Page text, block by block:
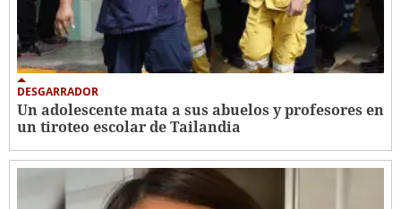
DESGARRADOR
Un adolescente mata a sus abuelos y profesores en
un tiroteo escolar de Tailandia